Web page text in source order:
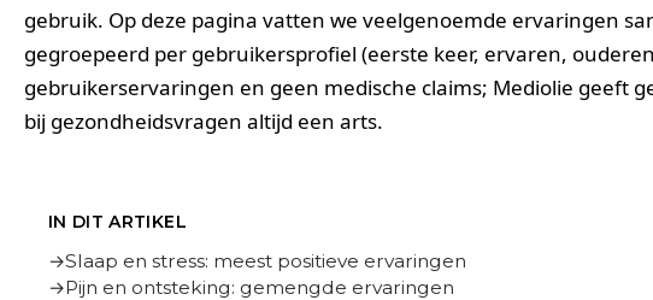
gebruik. Op deze pagina vatten we veelgenoemde ervaringen
gegroepeerd per gebruikersprofiel (eerste keer, ervaren,
gebruikerservaringen en geen medische claims; Mediolie geeft
bij gezondheidsvragen altijd een arts.
IN DIT ARTIKEL
Slaap en stress: meest positieve ervaringen
Pijn en ontsteking: gemengde ervaringen